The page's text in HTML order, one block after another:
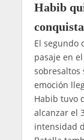
Habib
El segundo
pasaje en
sobresaltos
emoción
Habib tuvo
alcanzar el
intensidad